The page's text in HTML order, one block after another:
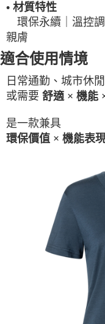
• 材質特性
環保永續｜溫控
親膚
適合使用情境
日常通勤、城市休
或需要 舒適 × 機能
是一款兼具
環保價值 × 機能表